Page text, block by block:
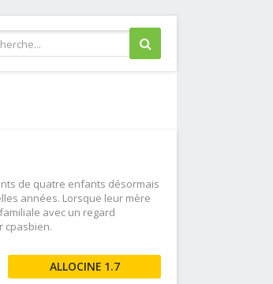
de quatre enfants désormais
années. Lorsque leur mère
avec un regard
cpasbien.
1.7